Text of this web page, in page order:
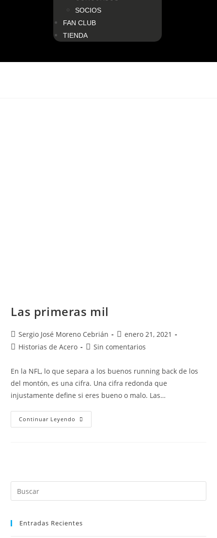
SOCIOS
FAN CLUB
TIENDA
Las primeras mil
Sergio José Moreno Cebrián
enero 21, 2021
Historias de Acero
Sin comentarios
En la NFL, lo que separa a los buenos running back de los
del montón, es una cifra. Una cifra redonda que
injustamente define si eres bueno o malo. Las…
Continuar Leyendo
Entradas Recientes